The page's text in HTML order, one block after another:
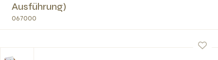
Ausführung)
067000